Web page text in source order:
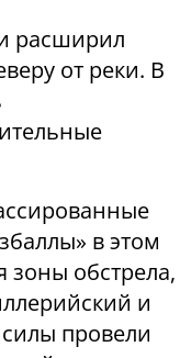
расширил
от реки. В
в этом
обстрела,
и
провели